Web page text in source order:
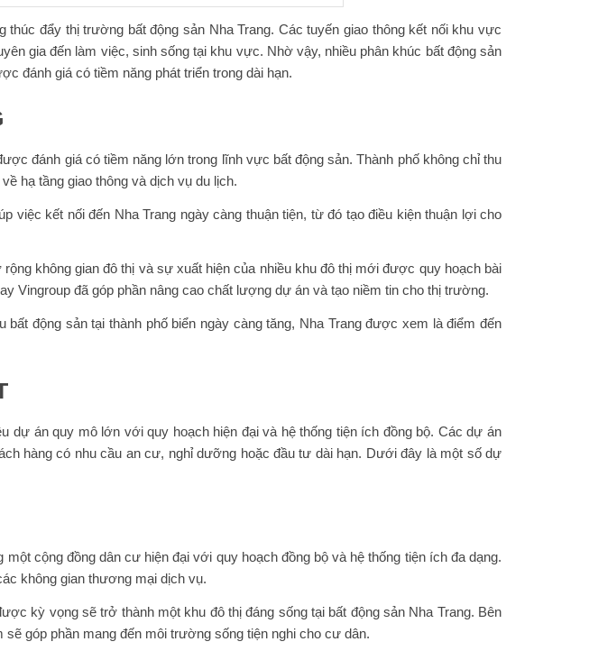
đẩy thị trường bất động sản Nha Trang. Các tuyến giao thông kết nối khu vực
gia đến làm việc, sinh sống tại khu vực. Nhờ vậy, nhiều phân khúc bất động sản
đánh giá có tiềm năng phát triển trong dài hạn.
đánh giá có tiềm năng lớn trong lĩnh vực bất động sản. Thành phố không chỉ thu
hạ tầng giao thông và dịch vụ du lịch.
việc kết nối đến Nha Trang ngày càng thuận tiện, từ đó tạo điều kiện thuận lợi cho
không gian đô thị và sự xuất hiện của nhiều khu đô thị mới được quy hoạch bài
Vingroup đã góp phần nâng cao chất lượng dự án và tạo niềm tin cho thị trường.
động sản tại thành phố biển ngày càng tăng, Nha Trang được xem là điểm đến
dự án quy mô lớn với quy hoạch hiện đại và hệ thống tiện ích đồng bộ. Các dự án
hàng có nhu cầu an cư, nghỉ dưỡng hoặc đầu tư dài hạn. Dưới đây là một số dự
cộng đồng dân cư hiện đại với quy hoạch đồng bộ và hệ thống tiện ích đa dạng.
không gian thương mại dịch vụ.
kỳ vọng sẽ trở thành một khu đô thị đáng sống tại bất động sản Nha Trang. Bên
góp phần mang đến môi trường sống tiện nghi cho cư dân.